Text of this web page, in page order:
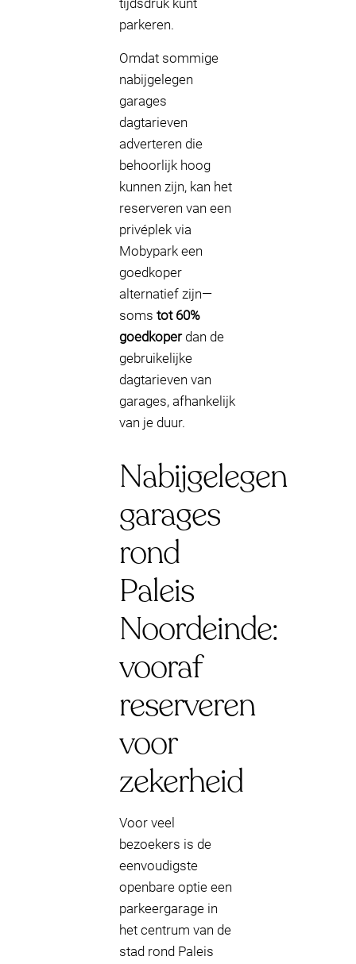
tijdsdruk kunt
parkeren.
Omdat sommige
nabijgelegen
garages
dagtarieven
adverteren die
behoorlijk hoog
kunnen zijn, kan het
reserveren van een
privéplek via
Mobypark een
goedkoper
alternatief zijn—
soms tot 60%
goedkoperdan de
gebruikelijke
dagtarieven van
garages, afhankelijk
van je duur.
Nabijgelegen
garages
rond
Paleis
Noordeinde:
vooraf
reserveren
voor
zekerheid
Voor veel
bezoekers is de
eenvoudigste
openbare optie een
parkeergarage in
het centrum van de
stad rond Paleis